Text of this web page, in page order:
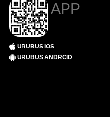
APP
URUBUS IOS
URUBUS ANDROID